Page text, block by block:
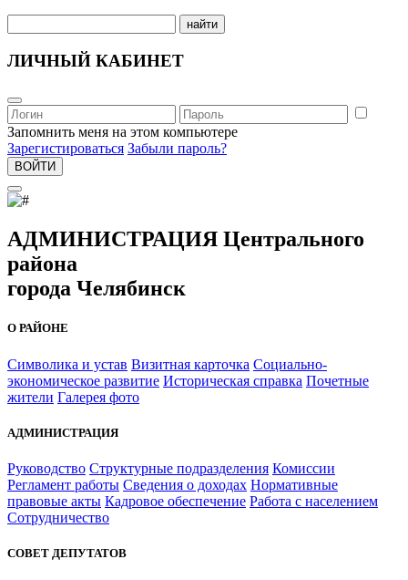
найти
ЛИЧНЫЙ КАБИНЕТ
Запомнить меня на этом компьютере
Зарегистироваться Забыли пароль?
ВОЙТИ
АДМИНИСТРАЦИЯ Центрального
района
города Челябинск
О РАЙОНЕ
Символика и устав Визитная карточка Социально-
экономическое развитие Историческая справка Почетные
жители Галерея фото
АДМИНИСТРАЦИЯ
Руководство Структурные подразделения Комиссии
Регламент работы Сведения о доходах Нормативные
правовые акты Кадровое обеспечение Работа с населением
Сотрудничество
СОВЕТ ДЕПУТАТОВ